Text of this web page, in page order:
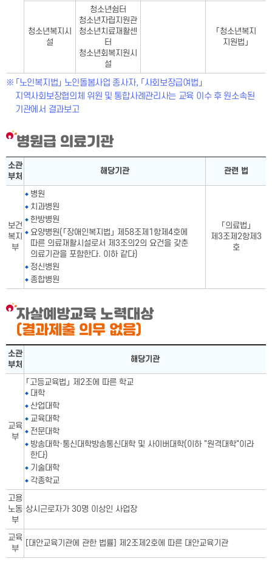
청소년복지시
설
청소년쉼터
청소년자립지원관
청소년치료재활센
터
청소년회복지원시
설
「청소년복지
지원법」
「노인복지법」 노인돌봄사업 종사자, 「사회보장급여법」
지역사회보장협의체 위원 및 통합사례관리사는 교육 이수 후 원소속된
기관에서 결과보고
병원급 의료기관
병원급 의료기관표-소관 부처,해당기관, 관련 법으로 구성
소관
부처
해당기관 관련 법
보건
복지
부
병원
치과병원
한방병원
요양병원(「장애인복지법」 제58조제1항제4호에
따른 의료재활시설로서 제3조의2의 요건을 갖춘
의료기관을 포함한다. 이하 같다)
정신병원
종합병원
「의료법」
제3조제2항제3
호
자살예방교육 노력대상
(결과제출 의무 없음)
자살예방교육 노력대상표-소관부처,해당기관으로 구성됨
소관
부처
해당기관
교육
부
「고등교육법」 제2조에 따른 학교
대학
산업대학
교육대학
전문대학
방송대학·통신대학방송통신대학 및 사이버대학(이하 "원격대학"이라
한다)
기술대학
각종학교
고용
노동
부
상시근로자가 30명 이상인 사업장
교육
부
[대안교육기관에 관한 법률] 제2조제2호에 따른 대안교육기관